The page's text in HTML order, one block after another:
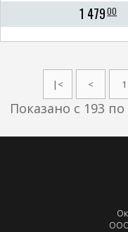
1 47900
|< < 1
Показано с 193